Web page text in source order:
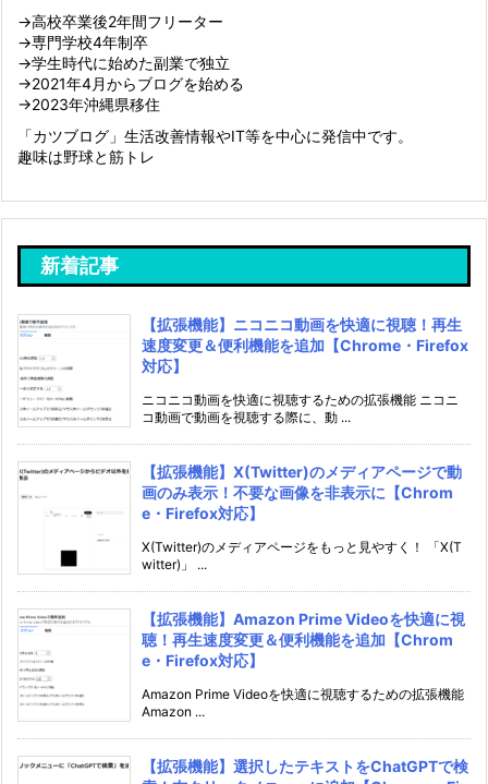
→高校卒業後2年間フリーター
→専門学校4年制卒
→学生時代に始めた副業で独立
→2021年4月からブログを始める
→2023年沖縄県移住
「カツブログ」生活改善情報やIT等を中心に発信中です。
趣味は野球と筋トレ
新着記事
【拡張機能】ニコニコ動画を快適に視聴！再生
速度変更＆便利機能を追加【Chrome・Firefox
対応】
ニコニコ動画を快適に視聴するための拡張機能 ニコニ
コ動画で動画を視聴する際に、動 ...
【拡張機能】X(Twitter)のメディアページで動
画のみ表示！不要な画像を非表示に【Chrom
e・Firefox対応】
X(Twitter)のメディアページをもっと見やすく！ 「X(T
witter)」 ...
【拡張機能】Amazon Prime Videoを快適に視
聴！再生速度変更＆便利機能を追加【Chrom
e・Firefox対応】
Amazon Prime Videoを快適に視聴するための拡張機能
Amazon ...
【拡張機能】選択したテキストをChatGPTで検